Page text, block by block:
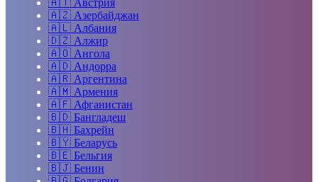
🇦🇿 Азербайджан
🇦🇱 Албания
🇩🇿 Алжир
🇦🇴 Ангола
🇦🇩 Андорра
🇦🇷 Аргентина
🇦🇲 Армения
🇦🇫 Афганистан
🇧🇩 Бангладеш
🇧🇭 Бахрейн
🇧🇾 Беларусь
🇧🇪 Бельгия
🇧🇯 Бенин